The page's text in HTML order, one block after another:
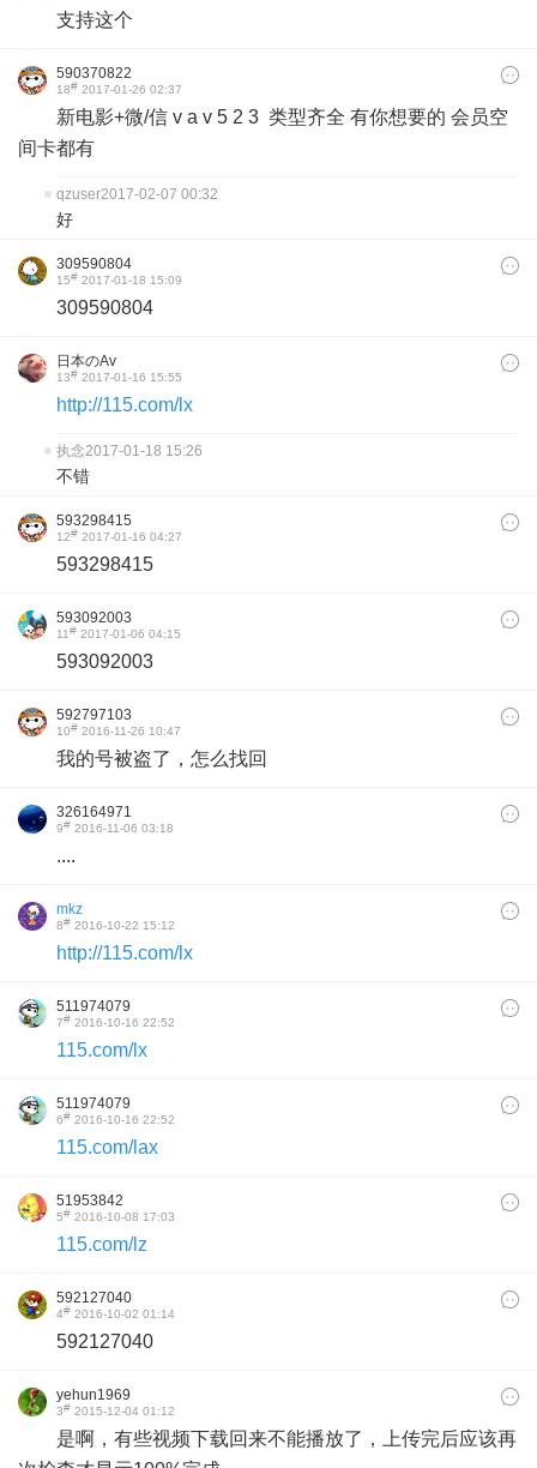
支持这个
590370822
18# 2017-01-26 02:37
新电影+微/信 v a v 5 2 3 类型齐全 有你想要的 会员空
间卡都有
qzuser2017-02-07 00:32
好
309590804
15# 2017-01-18 15:09
309590804
日本のAv
13# 2017-01-16 15:55
http://115.com/lx
执念2017-01-18 15:26
不错
593298415
12# 2017-01-16 04:27
593298415
593092003
11# 2017-01-06 04:15
593092003
592797103
10# 2016-11-26 10:47
我的号被盗了，怎么找回
326164971
9# 2016-11-06 03:18
....
mkz
8# 2016-10-22 15:12
http://115.com/lx
511974079
7# 2016-10-16 22:52
115.com/lx
511974079
6# 2016-10-16 22:52
115.com/lax
51953842
5# 2016-10-08 17:03
115.com/lz
592127040
4# 2016-10-02 01:14
592127040
yehun1969
3# 2015-12-04 01:12
是啊，有些视频下载回来不能播放了，上传完后应该再